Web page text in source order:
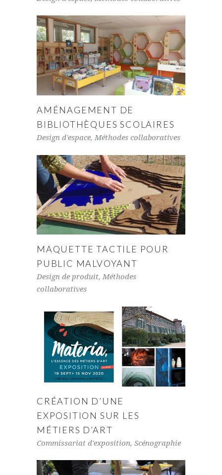
AMÉNAGEMENT DE
BIBLIOTHÈQUES SCOLAIRES
Design d'espace, Méthodes collaboratives
MAQUETTE TACTILE POUR
PUBLIC MALVOYANT
Design de produit, Méthodes
collaboratives
CRÉATION D’UNE
EXPOSITION SUR LES
MÉTIERS D’ART
Commissariat d'exposition, Scénographie